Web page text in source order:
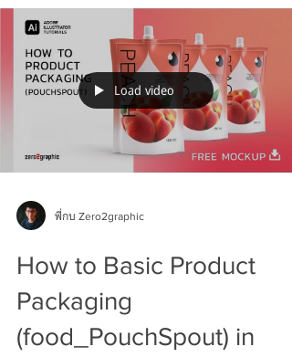
Load video
พี่กบ Zero2graphic
How to Basic Product
Packaging
(food_PouchSpout) in